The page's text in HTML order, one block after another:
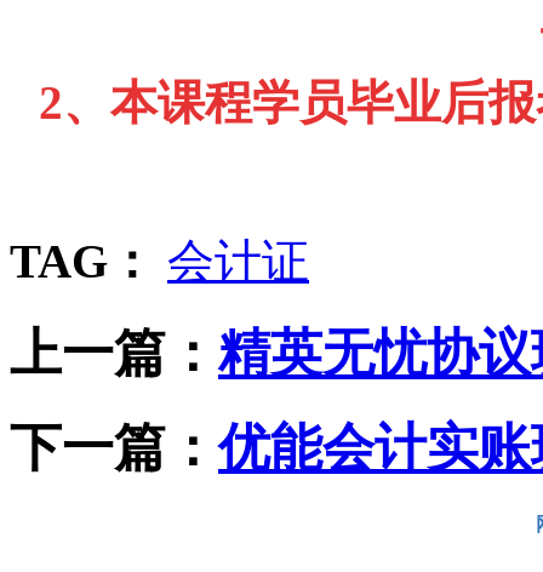
2、本课程学员毕业后
TAG： 会计证
上一篇：精英无忧协议
下一篇：优能会计实账